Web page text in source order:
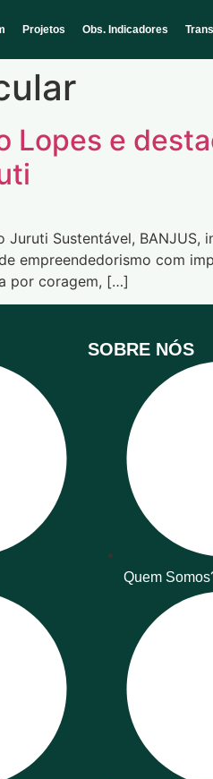
Projetos Obs. Indicadores
Lopes e
Juruti Sustentável,
empreendedorismo com
por coragem, […]
SOBRE NÓS
Quem